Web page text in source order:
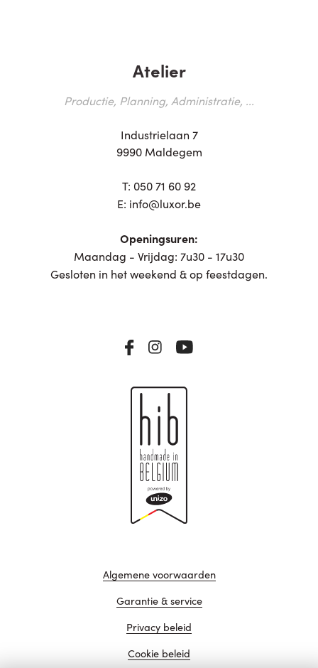
Atelier
Productie, Planning, Administratie, ...
Industrielaan 7
9990 Maldegem
T: 050 71 60 92
E: info@luxor.be
Openingsuren:
Maandag - Vrijdag: 7u30 - 17u30
Gesloten in het weekend & op feestdagen.
Algemene voorwaarden
Garantie & service
Privacy beleid
Cookie beleid